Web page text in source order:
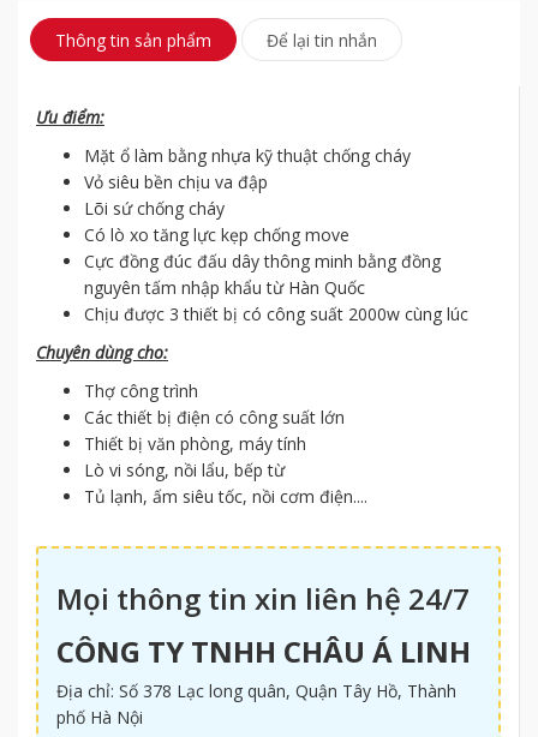
Thông tin sản phẩm Để lại tin nhắn
Ưu điểm:
Mặt ổ làm bằng nhựa kỹ thuật chống cháy
Vỏ siêu bền chịu va đập
Lõi sứ chống cháy
Có lò xo tăng lực kẹp chống move
Cực đồng đúc đấu dây thông minh bằng đồng
nguyên tấm nhập khẩu từ Hàn Quốc
Chịu được 3 thiết bị có công suất 2000w cùng lúc
Chuyên dùng cho:
Thợ công trình
Các thiết bị điện có công suất lớn
Thiết bị văn phòng, máy tính
Lò vi sóng, nồi lẩu, bếp từ
Tủ lạnh, ấm siêu tốc, nồi cơm điện....
Mọi thông tin xin liên hệ 24/7
CÔNG TY TNHH CHÂU Á LINH
Địa chỉ: Số 378 Lạc long quân, Quận Tây Hồ, Thành
phố Hà Nội